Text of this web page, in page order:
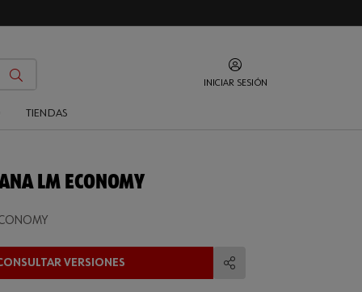
INICIAR SESIÓN
TIENDAS
LM ECONOMY
VERSIONES
Compartir